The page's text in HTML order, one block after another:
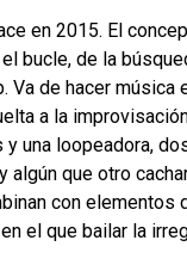
en 2015. El
bucle, de la
Va de hacer
a la
y una loopeadora,
algún que otro
con elementos
el que bailar la